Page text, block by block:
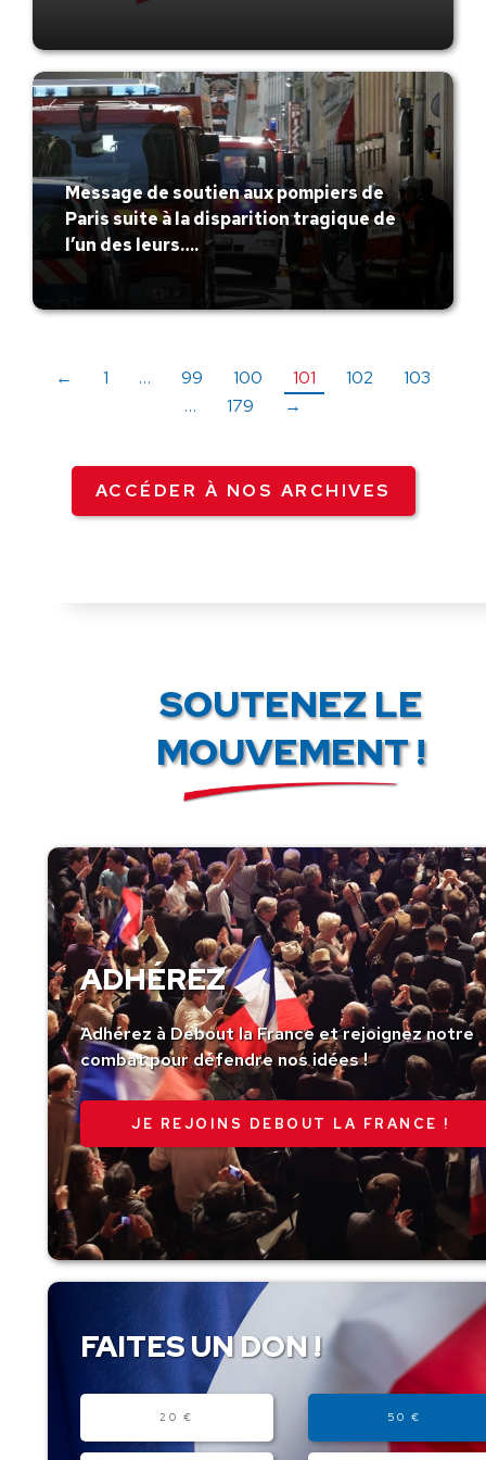
Message de soutien aux pompiers de
Paris suite à la disparition tragique de
l’un des leurs….
← 1 … 99 100 101 102
103
…
179 →
ACCÉDER À NOS ARCHIVES
SOUTENEZ LE
MOUVEMENT !
ADHÉREZ
Adhérez à Debout la France et rejoignez notre
combat pour défendre nos idées !
JE REJOINS DEBOUT LA FRANCE !
FAITES UN DON !
20 € 50 €